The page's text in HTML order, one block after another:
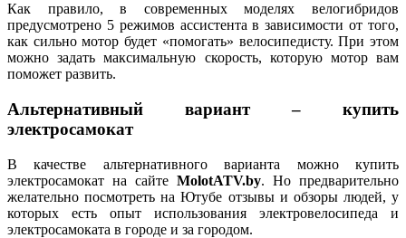
Как правило, в современных моделях велогибридов
предусмотрено 5 режимов ассистента в зависимости от того,
как сильно мотор будет «помогать» велосипедисту. При этом
можно задать максимальную скорость, которую мотор вам
поможет развить.
Альтернативный вариант – купить
электросамокат
В качестве альтернативного варианта можно купить
электросамокат на сайте MolotATV.by. Но предварительно
желательно посмотреть на Ютубе отзывы и обзоры людей, у
которых есть опыт использования электровелосипеда и
электросамоката в городе и за городом.